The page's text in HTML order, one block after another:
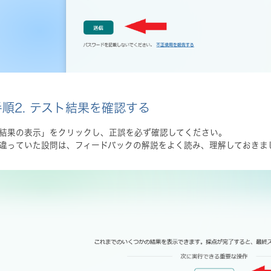
順2. テスト結果を確認する
果の表示」をクリックし、正誤を必ず確認してください。
っていた設問は、フィードバックの解説をよく読み、理解しておきま